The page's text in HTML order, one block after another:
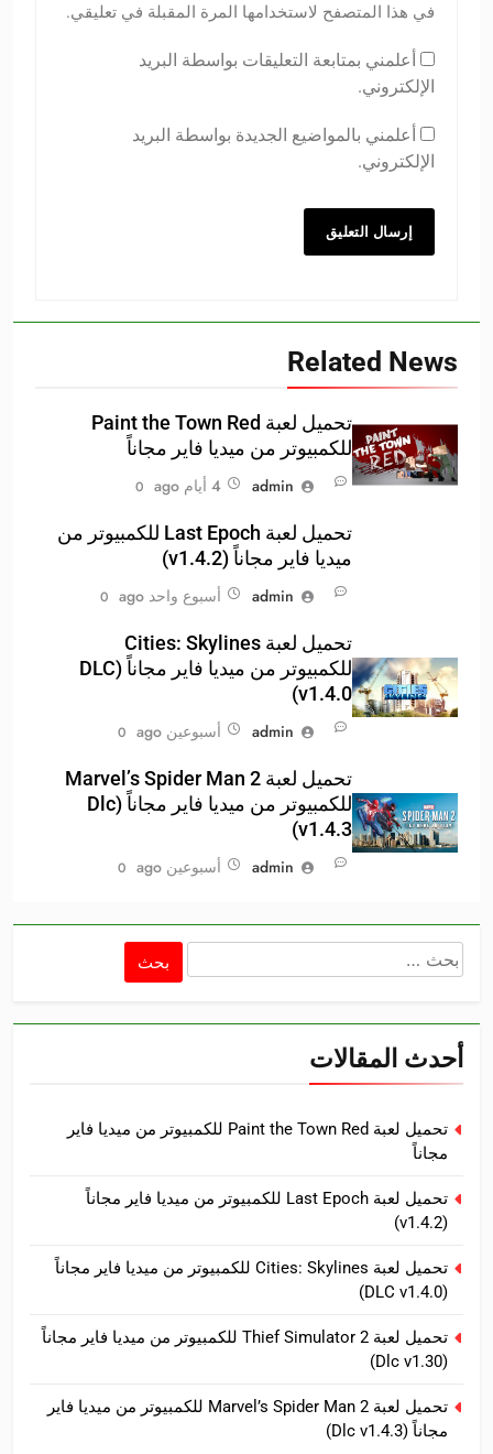
في هذا المتصفح لاستخدامها المرة المقبلة في تعليقي.
أعلمني بمتابعة التعليقات بواسطة البريد
الإلكتروني.
أعلمني بالمواضيع الجديدة بواسطة البريد
الإلكتروني.
Related News
تحميل لعبة Paint the Town Red
للكمبيوتر من ميديا فاير مجاناً
admin
4 أيام ago 0
تحميل لعبة Last Epoch للكمبيوتر من
ميديا فاير مجاناً (v1.4.2)
admin
أسبوع واحد ago 0
تحميل لعبة Cities: Skylines
للكمبيوتر من ميديا فاير مجاناً (DLC
v1.4.0)
admin
أسبوعين ago 0
تحميل لعبة Marvel’s Spider Man 2
للكمبيوتر من ميديا فاير مجاناً (Dlc
v1.4.3)
admin
أسبوعين ago 0
البحث
أحدث المقالات
تحميل لعبة Paint the Town Red للكمبيوتر من ميديا فاير
مجاناً
تحميل لعبة Last Epoch للكمبيوتر من ميديا فاير مجاناً
(v1.4.2)
تحميل لعبة Cities: Skylines للكمبيوتر من ميديا فاير مجاناً
(DLC v1.4.0)
تحميل لعبة Thief Simulator 2 للكمبيوتر من ميديا فاير مجاناً
(Dlc v1.30)
تحميل لعبة Marvel’s Spider Man 2 للكمبيوتر من ميديا فاير
مجاناً (Dlc v1.4.3)